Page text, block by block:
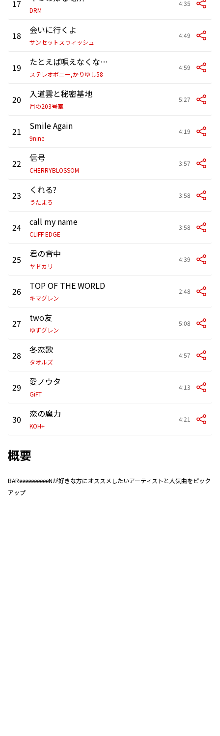
17
DRM
4:35
18 会いに行くよ
サンセットスウィッシュ
4:49
19 たとえば唄えなくなったら
ステレオポニー,かりゆし58
4:59
20 入道雲と秘密基地
月の203号室
5:27
21 Smile Again
9nine
4:19
22 信号
CHERRYBLOSSOM
3:57
23 くれる?
うたまろ
3:58
24 call my name
CLIFF EDGE
3:58
25 君の背中
ヤドカリ
4:39
26 TOP OF THE WORLD
キマグレン
2:48
27 two友
ゆずグレン
5:08
28 冬恋歌
タオルズ
4:57
29 愛ノウタ
GiFT
4:13
30 恋の魔力
KOH+
4:21
概要
BAReeeeeeeeeeNが好きな方にオススメしたいアーティストと人気曲をピック
アップ